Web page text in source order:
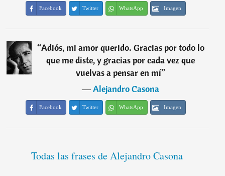
Facebook Twitter WhatsApp Imagen
“Adiós, mi amor querido. Gracias por todo lo
que me diste, y gracias por cada vez que
vuelvas a pensar en mí”
―Alejandro Casona
Facebook Twitter WhatsApp Imagen
Todas las frases de Alejandro Casona